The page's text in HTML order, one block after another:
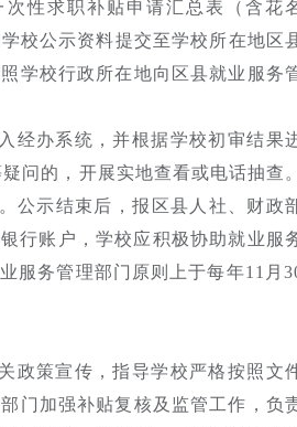
性求职补贴申请汇总表（含花
校公示资料提交至学校所在地区
学校行政所在地向区县就业服务
经办系统，并根据学校初审结果
问的，开展实地查看或电话抽查。
公示结束后，报区县人社、财政
行账户，学校应积极协助就业服
服务管理部门原则上于每年11月
政策宣传，指导学校严格按照文
门加强补贴复核及监管工作，负